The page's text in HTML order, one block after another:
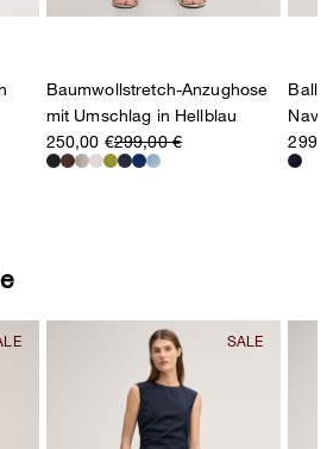
Baumwollstretch-Anzughose
mit Umschlag in Hellblau
250,00 €299,00 €